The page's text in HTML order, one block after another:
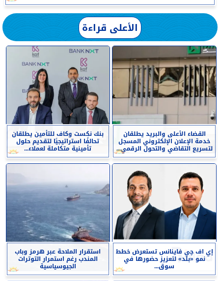
الأعلى قراءة
القضاء الأعلى والبريد يطلقان
خدمة الإعلان الإلكتروني المسجل
لتسريع التقاضي والتحول الرقمي...
بنك نكست وكاف للتأمين يطلقان
تحالفًا استراتيجيًا لتقديم حلول
تأمينية متكاملة لعملاء...
إي اف چي فاينانس تستعرض خطط
نمو «بلد» لتعزيز حضورها في
سوق...
استقرار الملاحة عبر هرمز وباب
المندب رغم استمرار التوترات
الجيوسياسية